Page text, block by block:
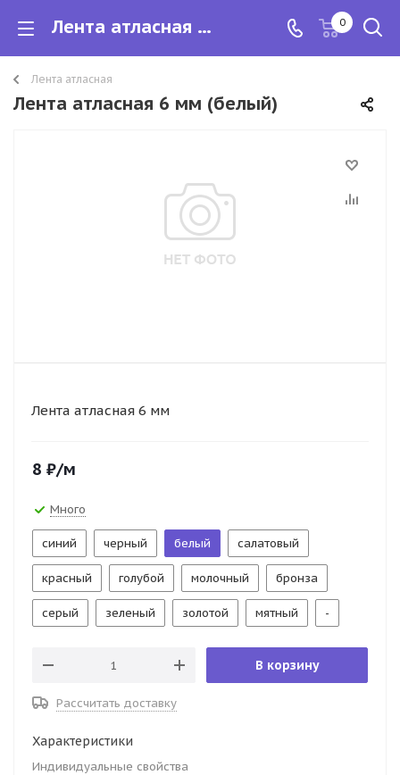
Лента атласная 6 мм 0
Лента атласная
Лента атласная 6 мм (белый)
Лента атласная 6 мм
8 ₽/м
Много
синий черный белый салатовый
красный голубой молочный бронза
серый зеленый золотой мятный -
В корзину
Рассчитать доставку
Характеристики
Индивидуальные свойства